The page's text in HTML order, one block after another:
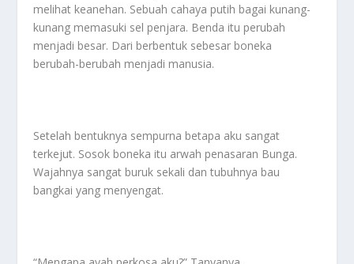
melihat keanehan. Sebuah cahaya putih bagai kunang-
kunang memasuki sel penjara. Benda itu perubah
menjadi besar. Dari berbentuk sebesar boneka
berubah-berubah menjadi manusia.
Setelah bentuknya sempurna betapa aku sangat
terkejut. Sosok boneka itu arwah penasaran Bunga.
Wajahnya sangat buruk sekali dan tubuhnya bau
bangkai yang menyengat.